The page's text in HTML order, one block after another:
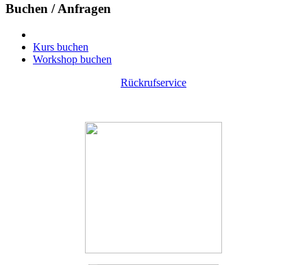
Buchen / Anfragen
Kurs buchen
Workshop buchen
Rückrufservice